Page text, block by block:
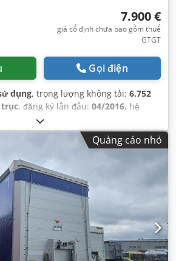
7.900 €
giá cố định chưa bao gồm thuế
GTGT
Gọi điện
dụng, trọng lượng không tải: 6.752
trục, đăng ký lần đầu: 04/2016, hệ
, kích thước lốp xe:
, Thiết bị:ABS,
Quảng cáo nhỏ